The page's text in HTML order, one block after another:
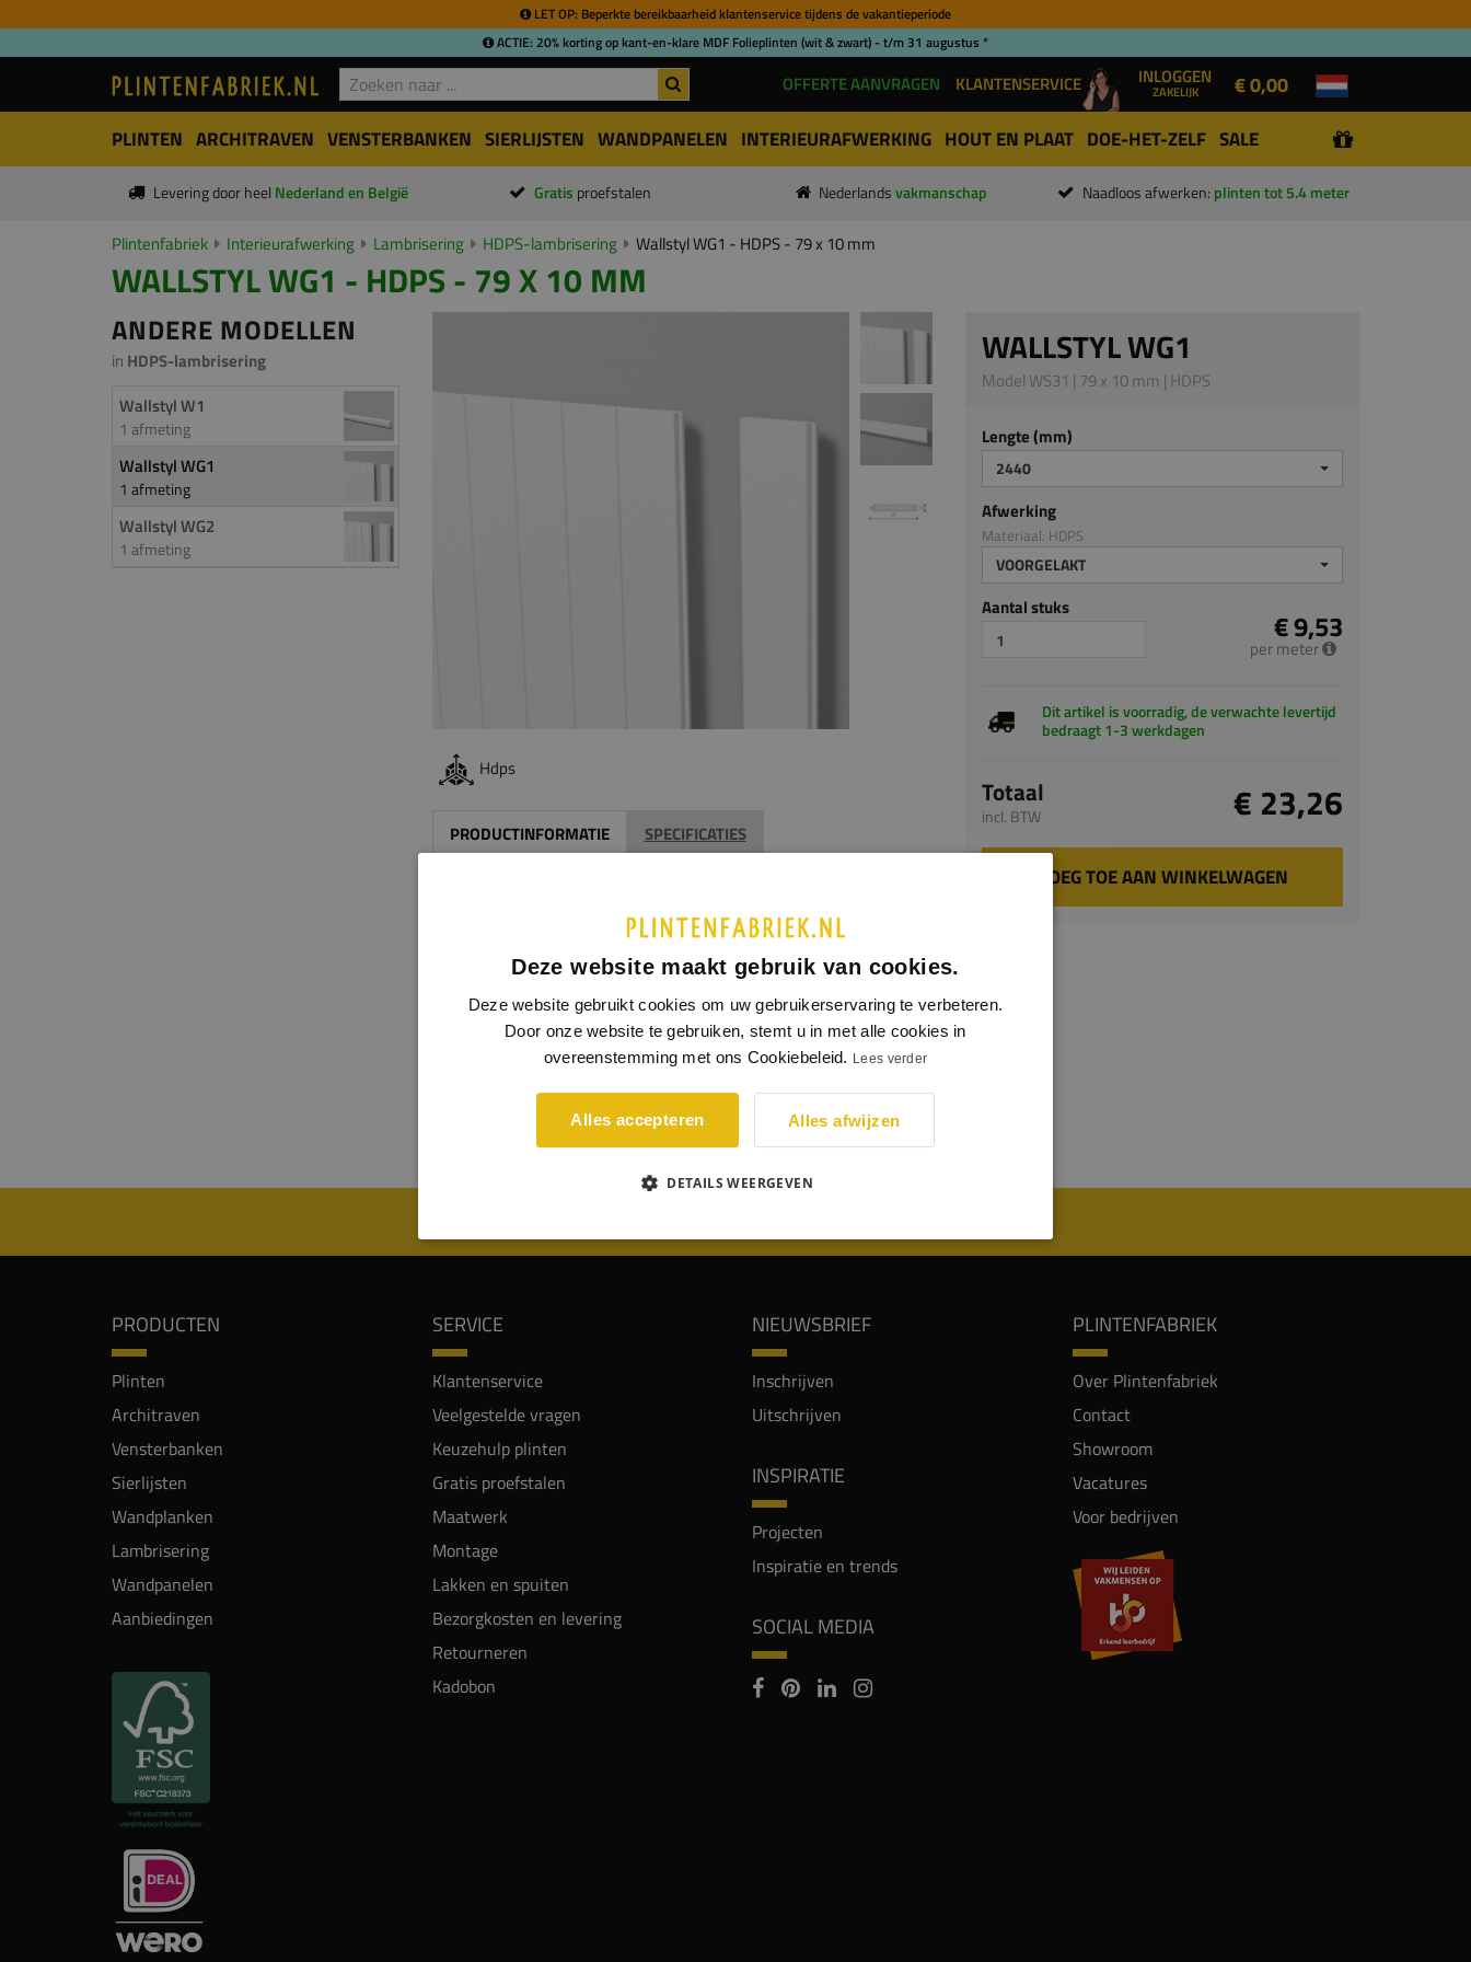
LET OP: Beperkte bereikbaarheid klantenservice tijdens de vakantieperiode
ACTIE: 20% korting op kant-en-klare MDF Folieplinten (wit & zwart) - t/m 31 augustus *
OFFERTE AANVRAGEN KLANTENSERVICE INLOGGEN
ZAKELIJK € 0,00
PLINTEN ARCHITRAVEN VENSTERBANKEN SIERLIJSTEN WANDPANELEN INTERIEURAFWERKING HOUT EN PLAAT DOE-HET-ZELF SALE
Levering door heel Nederland en België Gratis proefstalen Nederlands vakmanschap Naadloos afwerken: plinten tot 5.4 meter
Plintenfabriek Interieurafwerking Lambrisering HDPS-lambrisering Wallstyl WG1 - HDPS - 79 x 10 mm
WALLSTYL WG1 - HDPS - 79 X 10 MM
ANDERE MODELLEN
in HDPS-lambrisering
Wallstyl W1
1 afmeting
Wallstyl WG1
1 afmeting
Wallstyl WG2
1 afmeting
Hdps
PRODUCTINFORMATIE SPECIFICATIES
Dit is een kunststof met een zeer hoge dichtheid. HDPS wordt
gemaakt door het materiaal onder hoge druk door een mal te
persen. Door de hoge dichtheid zijn de sierlijsten zeer hard,
strak resultaat en is gemakkelijk te monteren.
Wallstyl WG1 is lambrisering met een kleine groef. Deze
lambrisering kan worden afgemaakt met toplijst Wallstyl W1.
WALLSTYL WG1
Model WS31 | 79 x 10 mm | HDPS
Lengte (mm)
2440
Afwerking
Materiaal: HDPS
VOORGELAKT
Aantal stuks € 9,53
per meter
Dit artikel is voorradig, de verwachte levertijd
bedraagt 1-3 werkdagen
Totaal
incl. BTW € 23,26
VOEG TOE AAN WINKELWAGEN
PRODUCTEN
Plinten
Architraven
Vensterbanken
Sierlijsten
Wandplanken
Lambrisering
Wandpanelen
Aanbiedingen
SERVICE
Klantenservice
Veelgestelde vragen
Keuzehulp plinten
Gratis proefstalen
Maatwerk
Montage
Lakken en spuiten
Bezorgkosten en levering
Retourneren
Kadobon
NIEUWSBRIEF
Inschrijven
Uitschrijven
INSPIRATIE
Projecten
Inspiratie en trends
SOCIAL MEDIA
PLINTENFABRIEK
Over Plintenfabriek
Contact
Showroom
Vacatures
Voor bedrijven
Deze website maakt gebruik van cookies.
Deze website gebruikt cookies om uw gebruikerservaring te verbeteren.
Door onze website te gebruiken, stemt u in met alle cookies in
overeenstemming met ons Cookiebeleid. Lees verder
Alles accepteren Alles afwijzen
DETAILS WEERGEVEN